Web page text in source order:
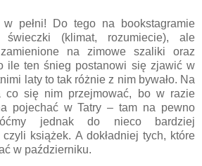
w pełni! Do tego na bookstagramie
(klimat, rozumiecie), ale
na zimowe szaliki oraz
ile ten śnieg postanowi się zjawić w
laty to tak różnie z nim bywało. Na
co się nim przejmować, bo w razie
pojechać w Tatry – tam na pewno
jednak do nieco bardziej
książek. A dokładniej tych, które
w październiku.